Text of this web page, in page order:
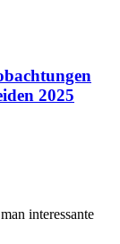
2025
interessante